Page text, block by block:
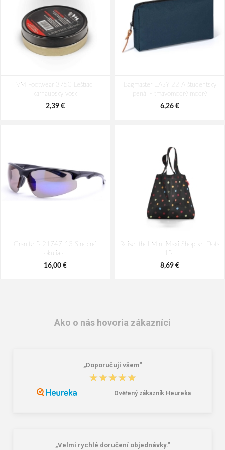
218,36 € 163,76 €
VM Footwear 3750 Leštiaci
karnaubský vosk
2,39 €
Bagmaster EASY 22 A študentský
penál - tmavomodrý modrý
6,26 €
Granite 5 21747-13 Slnečné
okuliare
16,00 €
Reisenthel Mini Maxi Shopper Dots
15 l
8,69 €
Ako o nás hovoria zákazníci
„Doporučuji všem“
★★★★★
★★★★★
Ověřený zákazník Heureka
„Velmi rychlé doručení objednávky.“